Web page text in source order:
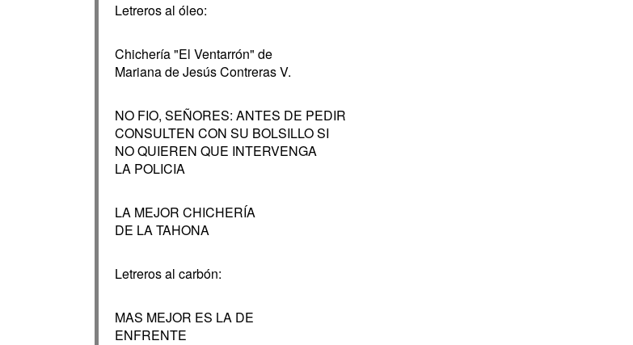
Letreros al óleo:
Chichería "El Ventarrón" de
Mariana de Jesús Contreras V.
NO FIO, SEÑORES: ANTES DE PEDIR
CONSULTEN CON SU BOLSILLO SI
NO QUIEREN QUE INTERVENGA
LA POLICIA
LA MEJOR CHICHERÍA
DE LA TAHONA
Letreros al carbón:
MAS MEJOR ES LA DE
ENFRENTE